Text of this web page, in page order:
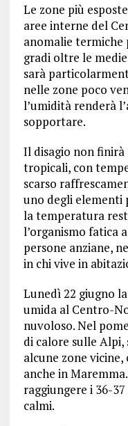
Le zone più
aree interne del
anomalie
gradi oltre le
sarà
nelle zone poco
l’umidità renderà
sopportare.
Il disagio non
tropicali, con
scarso
uno degli elementi
la temperatura
l’organismo fatica
persone anziane,
in chi vive in
Lunedì 22 giugno
umida al Centro-
nuvoloso. Nel
di calore sulle
alcune zone
anche in
raggiungere i 36-
calmi.